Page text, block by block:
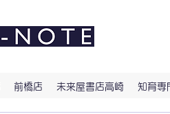
前橋店 未来屋書店高崎 知育